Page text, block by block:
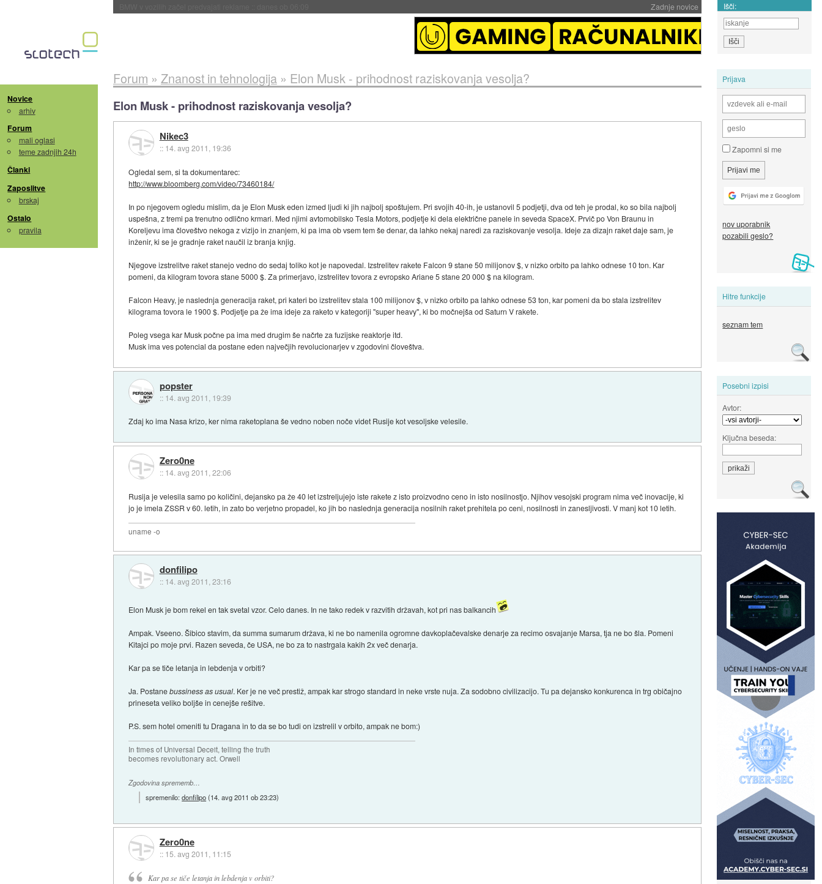
Zadnje novice Išči:
Novice
arhiv
Forum
mali oglasi
teme zadnjih 24h
Članki
Zaposlitve
brskaj
Ostalo
pravila
Prijava
Zapomni si me
nov uporabnik
pozabili geslo?
Hitre funkcije
seznam tem
Posebni izpisi
Avtor:
Ključna beseda:
Forum » Znanost in tehnologija» Elon Musk - prihodnost raziskovanja vesolja?
Elon Musk - prihodnost raziskovanja vesolja?
Nikec3
:: 14. avg 2011, 19:36
Ogledal sem, si ta dokumentarec:
http://www.bloomberg.com/video/73460184/
In po njegovem ogledu mislim, da je Elon Musk eden izmed ljudi ki jih najbolj spoštujem. Pri svojih 40-ih, je ustanovil 5 podjetji, dva od teh je prodal, ko so bila najbolj
uspešna, z tremi pa trenutno odlično krmari. Med njimi avtomobilsko Tesla Motors, podjetje ki dela električne panele in seveda SpaceX. Prvič po Von Braunu in
Koreljevu ima človeštvo nekoga z vizijo in znanjem, ki pa ima ob vsem tem še denar, da lahko nekaj naredi za raziskovanje vesolja. Ideje za dizajn raket daje sam, je
inženir, ki se je gradnje raket naučil iz branja knjig.
Njegove izstrelitve raket stanejo vedno do sedaj toliko kot je napovedal. Izstrelitev rakete Falcon 9 stane 50 milijonov $, v nizko orbito pa lahko odnese 10 ton. Kar
pomeni, da kilogram tovora stane 5000 $. Za primerjavo, izstrelitev tovora z evropsko Ariane 5 stane 20 000 $ na kilogram.
Falcon Heavy, je naslednja generacija raket, pri kateri bo izstrelitev stala 100 milijonov $, v nizko orbito pa lahko odnese 53 ton, kar pomeni da bo stala izstrelitev
kilograma tovora le 1900 $. Podjetje pa že ima ideje za raketo v kategoriji "super heavy", ki bo močnejša od Saturn V rakete.
Poleg vsega kar Musk počne pa ima med drugim še načrte za fuzijske reaktorje itd.
Musk ima ves potencial da postane eden največjih revolucionarjev v zgodovini človeštva.
popster
:: 14. avg 2011, 19:39
Zdaj ko ima Nasa krizo, ker nima raketoplana še vedno noben noče videt Rusije kot vesoljske velesile.
Zero0ne
:: 14. avg 2011, 22:06
Rusija je velesila samo po količini, dejansko pa že 40 let izstreljujejo iste rakete z isto proizvodno ceno in isto nosilnostjo. Njihov vesojski program nima več inovacije, ki
jo je imela ZSSR v 60. letih, in zato bo verjetno propadel, ko jih bo naslednja generacija nosilnih raket prehitela po ceni, nosilnosti in zanesljivosti. V manj kot 10 letih.
uname -o
donfilipo
:: 14. avg 2011, 23:16
Elon Musk je bom rekel en tak svetal vzor. Celo danes. In ne tako redek v razvitih državah, kot pri nas balkancih
Ampak. Vseeno. Šibico stavim, da summa sumarum država, ki ne bo namenila ogromne davkoplačevalske denarje za recimo osvajanje Marsa, tja ne bo šla. Pomeni
Kitajci po moje prvi. Razen seveda, če USA, ne bo za to nastrgala kakih 2x več denarja.
Kar pa se tiče letanja in lebdenja v orbiti?
Ja. Postanebussiness as usual. Ker je ne več prestiž, ampak kar strogo standard in neke vrste nuja. Za sodobno civilizacijo. Tu pa dejansko konkurenca in trg običajno
prineseta veliko boljše in cenejše rešitve.
P.S. sem hotel omeniti tu Dragana in to da se bo tudi on izstrelil v orbito, ampak ne bom:)
In times of Universal Deceit, telling the truth
becomes revolutionary act. Orwell
Zgodovina sprememb…
spremenilo:donfilipo(14. avg 2011 ob 23:23)
Zero0ne
:: 15. avg 2011, 11:15
Kar pa se tiče letanja in lebdenja v orbiti?